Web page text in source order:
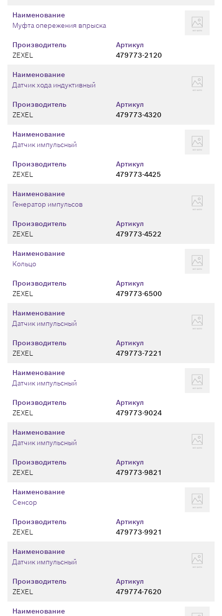
Производитель
ZEXEL
Артикул
479773-2120
Наименование
Муфта опережения впрыска
Производитель
ZEXEL
Артикул
479773-4320
Наименование
Датчик хода индуктивный
Производитель
ZEXEL
Артикул
479773-4425
Наименование
Датчик импульсный
Производитель
ZEXEL
Артикул
479773-4522
Наименование
Генератор импульсов
Производитель
ZEXEL
Артикул
479773-6500
Наименование
Кольцо
Производитель
ZEXEL
Артикул
479773-7221
Наименование
Датчик импульсный
Производитель
ZEXEL
Артикул
479773-9024
Наименование
Датчик импульсный
Производитель
ZEXEL
Артикул
479773-9821
Наименование
Датчик импульсный
Производитель
ZEXEL
Артикул
479773-9921
Наименование
Сенсор
Производитель
ZEXEL
Артикул
479774-7620
Наименование
Датчик импульсный
Наименование